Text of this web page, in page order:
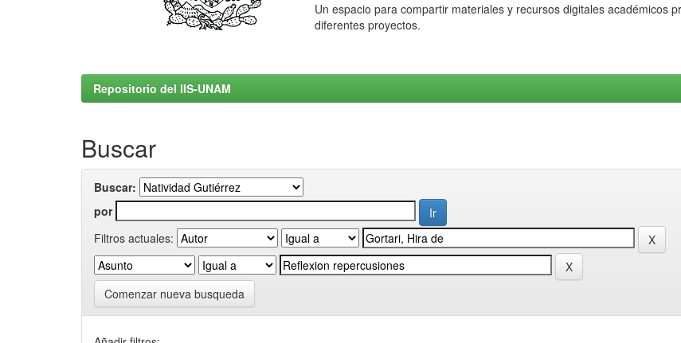
Un espacio para compartir materiales y recursos digitales académicos
diferentes proyectos.
Repositorio del IIS-UNAM
Buscar
Buscar:
por
Filtros actuales:
Comenzar nueva busqueda